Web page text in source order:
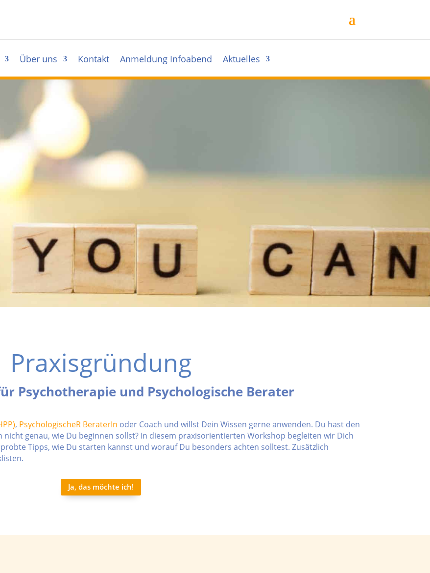
Über uns Kontakt Anmeldung Infoabend Aktuelles
Praxisgründung
Psychotherapie und Psychologische Berater
, PsychologischeR BeraterIn oder Coach und willst Dein Wissen gerne anwenden. Du hast den
genau, wie Du beginnen sollst? In diesem praxisorientierten Workshop begleiten wir Dich
Tipps, wie Du starten kannst und worauf Du besonders achten solltest. Zusätzlich
Ja, das möchte ich!